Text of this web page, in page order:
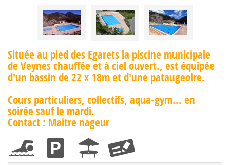
Située au pied des Egarets la piscine municipale
de Veynes chauffée et à ciel ouvert., est équipée
d'un bassin de 22 x 18m et d'une pataugeoire.
Cours particuliers, collectifs, aqua-gym... en
soirée sauf le mardi.
Contact : Maitre nageur